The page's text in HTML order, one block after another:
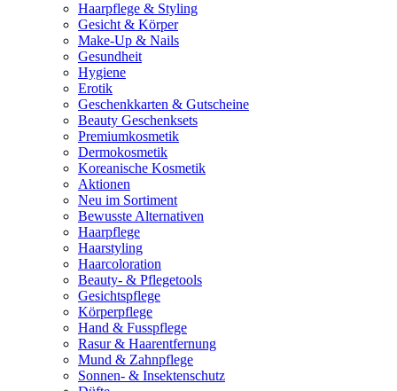
Haarpflege & Styling
Gesicht & Körper
Make-Up & Nails
Gesundheit
Hygiene
Erotik
Geschenkkarten & Gutscheine
Beauty Geschenksets
Premiumkosmetik
Dermokosmetik
Koreanische Kosmetik
Aktionen
Neu im Sortiment
Bewusste Alternativen
Haarpflege
Haarstyling
Haarcoloration
Beauty- & Pflegetools
Gesichtspflege
Körperpflege
Hand & Fusspflege
Rasur & Haarentfernung
Mund & Zahnpflege
Sonnen- & Insektenschutz